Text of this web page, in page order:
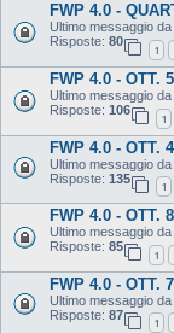
FWP 4.0 -
Ultimo messaggio da
Risposte: 80
1
FWP 4.0 - OTT.
Ultimo messaggio da
Risposte: 106
1
FWP 4.0 - OTT.
Ultimo messaggio da
Risposte: 135
1
FWP 4.0 - OTT.
Ultimo messaggio da
Risposte: 85
1
FWP 4.0 - OTT.
Ultimo messaggio da
Risposte: 87
1